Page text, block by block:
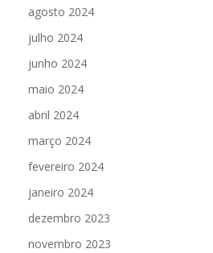
agosto 2024
julho 2024
junho 2024
maio 2024
abril 2024
março 2024
fevereiro 2024
janeiro 2024
dezembro 2023
novembro 2023